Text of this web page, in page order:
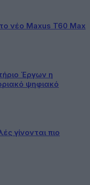
νέο Maxus T60 Max
Έργων η
ψηφιακό
γίνονται πιο